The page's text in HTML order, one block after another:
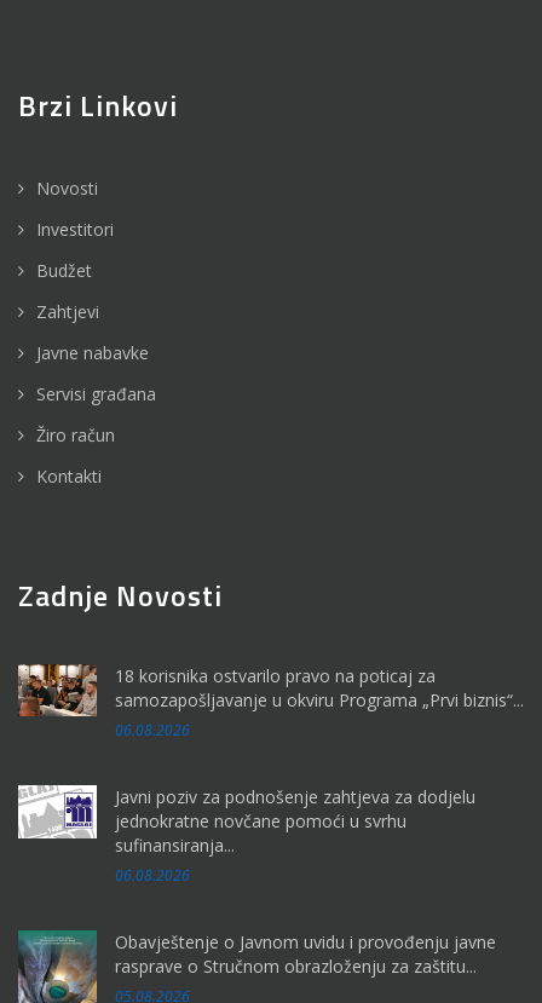
Brzi Linkovi
Novosti
Investitori
Budžet
Zahtjevi
Javne nabavke
Servisi građana
Žiro račun
Kontakti
Zadnje Novosti
18 korisnika ostvarilo pravo na poticaj za
samozapošljavanje u okviru Programa „Prvi biznis“...
06.08.2026
Javni poziv za podnošenje zahtjeva za dodjelu
jednokratne novčane pomoći u svrhu
sufinansiranja...
06.08.2026
Obavještenje o Javnom uvidu i provođenju javne
rasprave o Stručnom obrazloženju za zaštitu...
05.08.2026